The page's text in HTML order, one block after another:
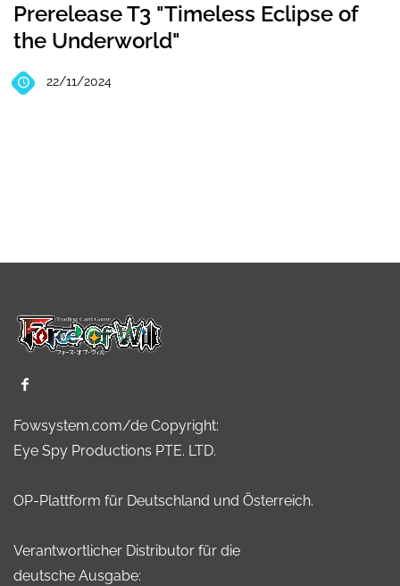
Prerelease T3 "Timeless Eclipse of
the Underworld"
22/11/2024
Fowsystem.com/de Copyright:
Eye Spy Productions PTE. LTD.
OP-Plattform für Deutschland und Österreich.
Verantwortlicher Distributor für die
deutsche Ausgabe: